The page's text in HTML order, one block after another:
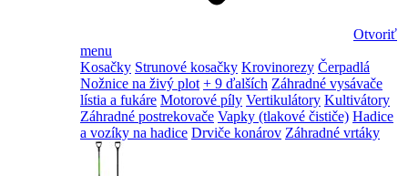
Otvoriť
menu
Kosačky Strunové kosačky Krovinorezy Čerpadlá
Nožnice na živý plot + 9 ďalších Záhradné vysávače
lístia a fukáre Motorové píly Vertikulátory Kultivátory
Záhradné postrekovače Vapky (tlakové čističe) Hadice
a vozíky na hadice Drviče konárov Záhradné vrtáky